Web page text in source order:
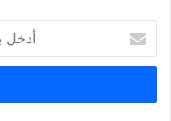
بريدك
الإلكتروني